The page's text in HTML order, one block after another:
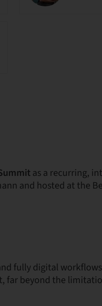
as a recurring,
and hosted at the
fully digital
far beyond the